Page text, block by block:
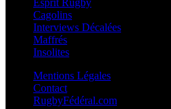
Cagolins
Interviews Décalées
Maffrés
Insolites
Mentions Légales
Contact
RugbyFédéral.com